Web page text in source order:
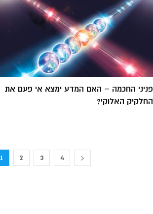
פניני החכמה – האם המדע ימצא אי פעם את
החלקיק האלוקי?
1 2 3 4